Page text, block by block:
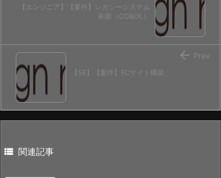
【エンジニア】【案件】レガシーシステム
刷新（COBOL）
【SE】【案件】ECサイト構築
 Prev
 関連記事